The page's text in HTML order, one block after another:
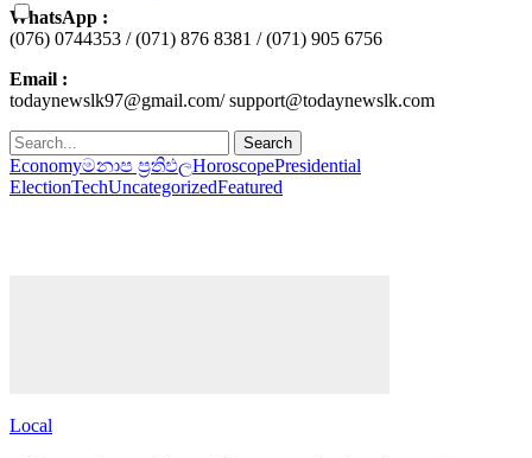
WhatsApp :
(076) 0744353 / (071) 876 8381 / (071) 905 6756
Email :
todaynewslk97@gmail.com/ support@todaynewslk.com
Search
Economyමනාප ප්‍රතිඵලHoroscopePresidential
ElectionTechUncategorizedFeatured
Local